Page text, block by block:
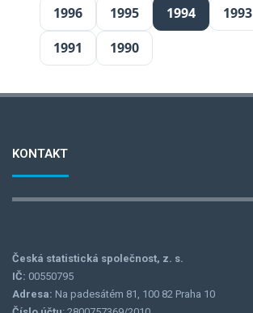
1996
1995 1994 1993
1991
1990
KONTAKT
Česká statistická společnost, z. s.
IČ: 00550795
Adresa: Na padesátém 81, 100 82 Praha 10